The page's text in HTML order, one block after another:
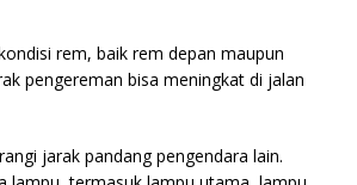
rem, baik rem depan maupun
pengereman bisa meningkat di jalan
jarak pandang pengendara lain.